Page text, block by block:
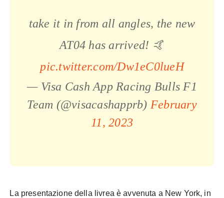
take it in from all angles, the new
AT04 has arrived! 🤙
pic.twitter.com/Dw1eC0lueH
— Visa Cash App Racing Bulls F1
Team (@visacashapprb) February
11, 2023
La presentazione della livrea è avvenuta a New York, in